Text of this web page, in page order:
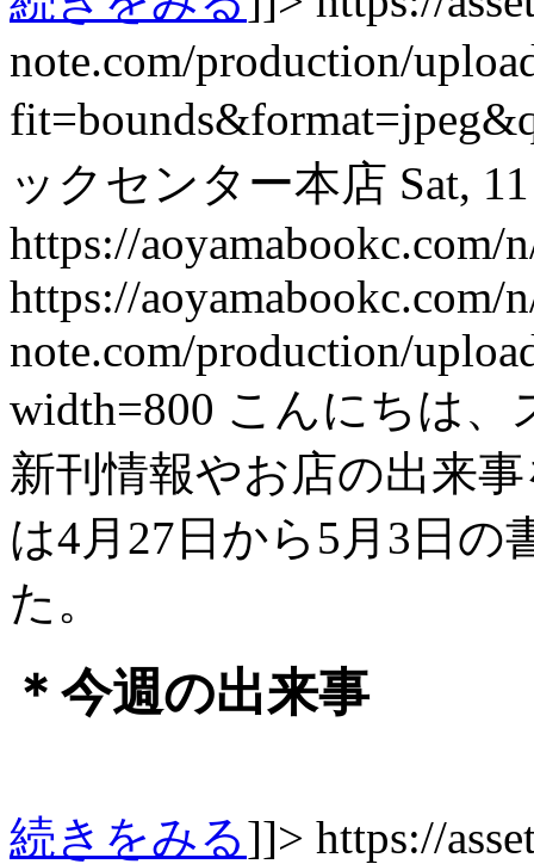
note.com/production/
ックセンター本店 Sat,
https://aoyamabookc.com/
https://aoyamabookc.com/
note.com/production/
width=800 こんにちは、
新刊情報やお店の出来
は4月27日から5月3日
た。
＊今週の出来事
続きをみる]]> https://